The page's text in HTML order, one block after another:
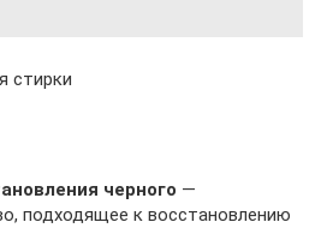
стирки
черного —
подходящее к восстановлению